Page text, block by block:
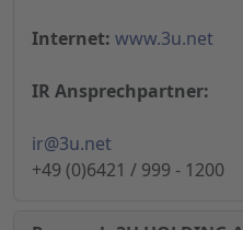
Internet: www.3u.net
IR Ansprechpartner:
ir@3u.net
+49 (0)6421 / 999 - 1200